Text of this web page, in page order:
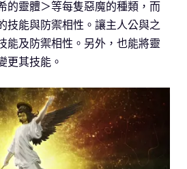
的靈體＞等每隻惡魔的種類，而
技能與防禦相性。讓主人公與之
能及防禦相性。另外，也能將靈
更其技能。